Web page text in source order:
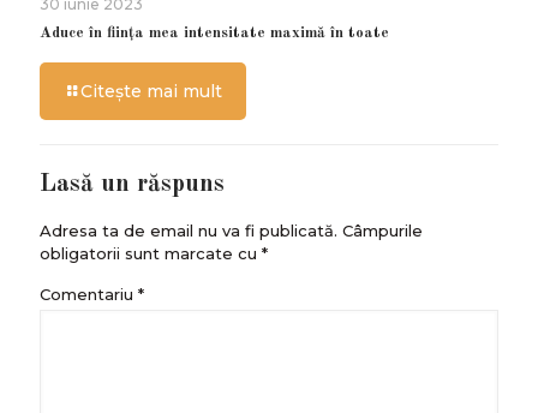
30 iunie 2023
Aduce în ființa mea intensitate maximă în toate
Citește mai mult
Lasă un răspuns
Adresa ta de email nu va fi publicată. Câmpurile
obligatorii sunt marcate cu *
Comentariu *